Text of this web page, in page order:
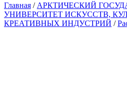
Главная / АРКТИЧЕСКИЙ
УНИВЕРСИТЕТ ИСКУССТВ,
КРЕАТИВНЫХ ИНДУСТРИЙ /